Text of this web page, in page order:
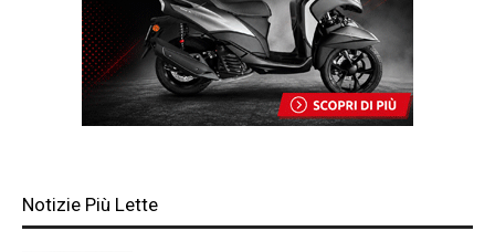
Notizie Più Lette